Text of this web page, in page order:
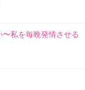
私を毎晩発情させる